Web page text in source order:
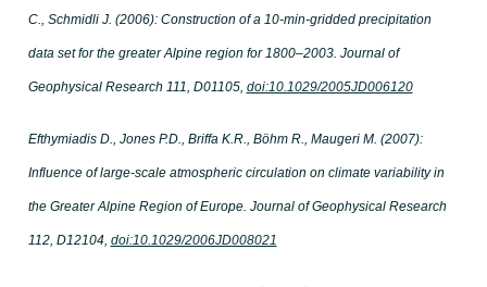
C., Schmidli J. (2006): Construction of a 10-min-gridded precipitation
data set for the greater Alpine region for 1800–2003. Journal of
Geophysical Research 111, D01105, doi:10.1029/2005JD006120
Efthymiadis D., Jones P.D., Briffa K.R., Böhm R., Maugeri M. (2007):
Influence of large-scale atmospheric circulation on climate variability in
the Greater Alpine Region of Europe. Journal of Geophysical Research
112, D12104, doi:10.1029/2006JD008021